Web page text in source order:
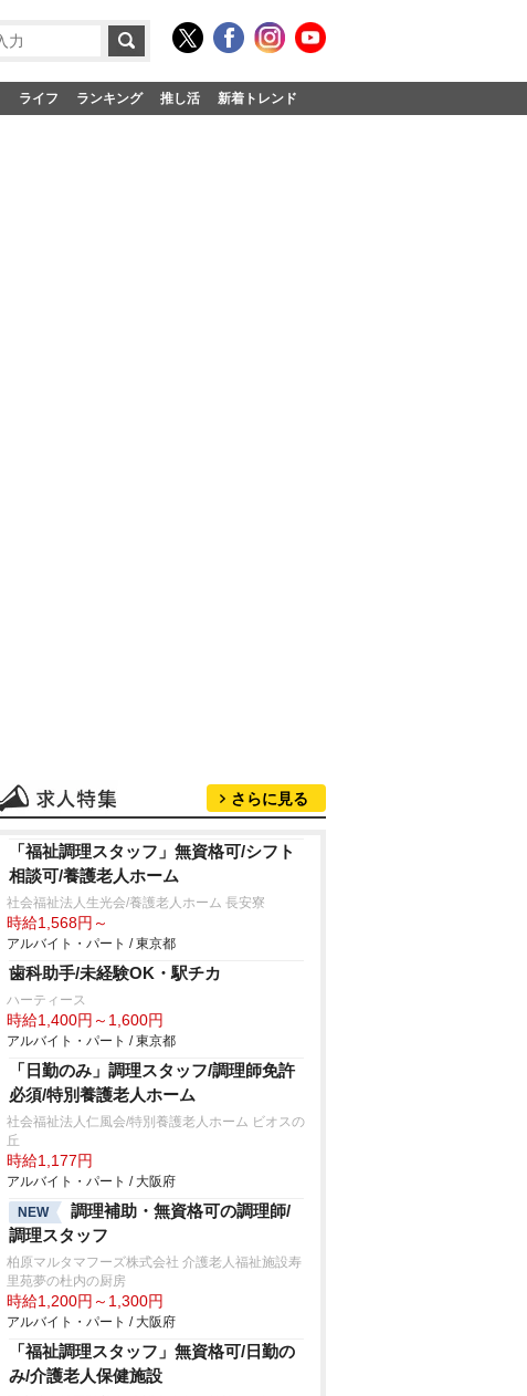
ライフ ランキング 推し活 新着トレンド
さらに見る
「福祉調理スタッフ」無資格可/シフト
相談可/養護老人ホーム
社会福祉法人生光会/養護老人ホーム 長安寮
時給1,568円～
アルバイト・パート / 東京都
歯科助手/未経験OK・駅チカ
ハーティース
時給1,400円～1,600円
アルバイト・パート / 東京都
「日勤のみ」調理スタッフ/調理師免許
必須/特別養護老人ホーム
社会福祉法人仁風会/特別養護老人ホーム ビオスの
丘
時給1,177円
アルバイト・パート / 大阪府
NEW
調理補助・無資格可の調理師/
調理スタッフ
柏原マルタマフーズ株式会社 介護老人福祉施設寿
里苑夢の杜内の厨房
時給1,200円～1,300円
アルバイト・パート / 大阪府
「福祉調理スタッフ」無資格可/日勤の
み/介護老人保健施設